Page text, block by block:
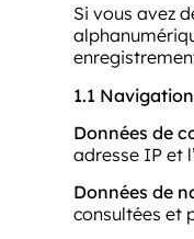
Si vous avez
1.1
Données de
adresse IP et
Données de
consultées et